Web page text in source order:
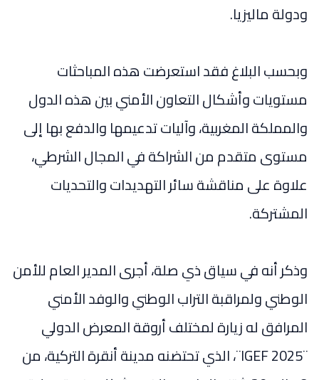
ودولة ماليزيا.
وبحسب البلاغ فقد استعرضت هذه المباحثات
مستويات وأشكال التعاون الأمني بين هذه الدول
والمملكة المغربية، وآليات تدعيمها والدفع بها إلى
مستوى متقدم من الشراكة في المجال الشرطي،
علاوة على مناقشة سائر التهديدات والتحديات
المشتركة.
وذكر أنه في سياق ذي صلة، أجرى المدير العام للأمن
الوطني ولمراقبة التراب الوطني والوفد الأمني
المرافق له زيارة لمختلف أروقة المعرض الدولي
¨IGEF 2025¨، الذي تحتضنه مدينة أنقرة التركية، من